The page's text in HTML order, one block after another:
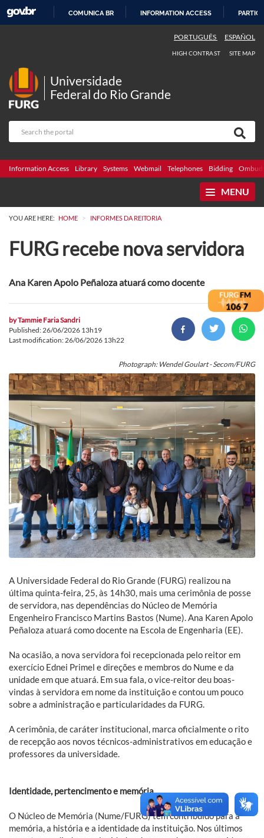
COMUNICA BR INFORMATION ACCESS
PORTUGUÊS ESPAÑOL
HIGH CONTRAST SITE MAP
Universidade
Federal do Rio Grande
Information Access Library Systems Webmail Telephones Bidding
MENU
YOU ARE HERE: HOME > INFORMES DA REITORIA
FURG recebe nova servidora
Ana Karen Apolo Peñaloza atuará como docente
byTammie Faria Sandri
Published: 26/06/2026 13h19
Last modification: 26/06/2026 13h22
Photograph: Wendel Goulart - Secom/FURG
A Universidade Federal do Rio Grande (FURG) realizou na
última quinta-feira, 25, às 14h30, mais uma cerimônia de posse
de servidora, nas dependências do Núcleo de Memória
Engenheiro Francisco Martins Bastos (Nume). Ana Karen Apolo
Peñaloza atuará como docente na Escola de Engenharia (EE).
Na ocasião, a nova servidora foi recepcionada pelo reitor em
exercício Ednei Primel e direções e membros do Nume e da
unidade em que atuará. Em sua fala, o vice-reitor deu boas-
vindas à servidora em nome da instituição e contou um pouco
sobre a administração e particularidades da FURG.
A cerimônia, de caráter institucional, marca oficialmente o rito
de recepção aos novos técnicos-administrativos em educação e
professores da universidade.
Identidade, pertencimento e memória
O Núcleo de Memória (Nume/FURG) tem contribuído para a
memória, a história e a identidade da instituição. Nos últimos